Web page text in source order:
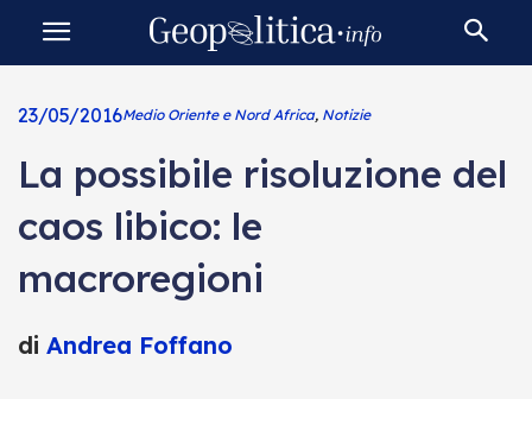
23/05/2016Medio Oriente e Nord Africa, Notizie
La possibile risoluzione del
caos libico: le
macroregioni
di Andrea Foffano